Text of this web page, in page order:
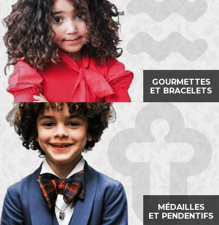
GOURMETTES
ET BRACELETS
MÉDAILLES
ET PENDENTIFS